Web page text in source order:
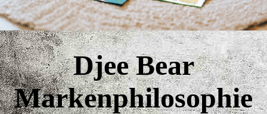
Djee Bear
Markenphilosophie